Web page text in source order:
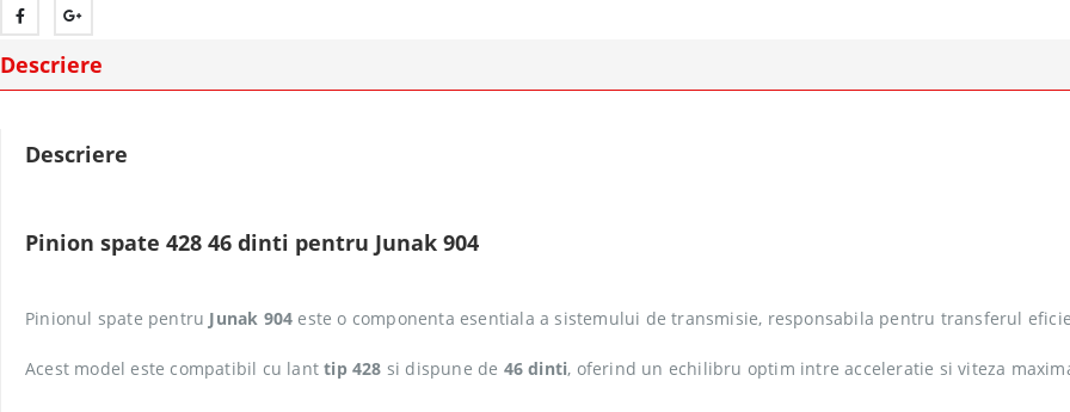
Descriere
Descriere
Pinion spate 428 46 dinti pentru Junak 904
Pinionul spate pentru Junak 904 este o componenta esentiala a sistemului de transmisie, responsabila pentru transferul
Acest model este compatibil cu lanttip 428 si dispune de 46 dinti, oferind un echilibru optim intre acceleratie si viteza